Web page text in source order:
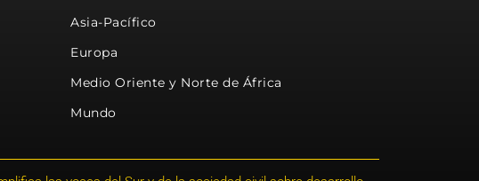
Asia-Pacífico
Europa
Medio Oriente y Norte de África
Mundo